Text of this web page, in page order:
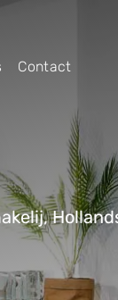
Contact